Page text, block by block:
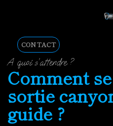
CONTACT
A quoi s’attendre ?
Comment
sortie
guide ?